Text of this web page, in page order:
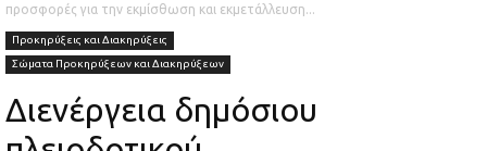
προσφορές για την εκμίσθωση και εκμετάλλευση...
Προκηρύξεις και Διακηρύξεις
Σώματα Προκηρύξεων και Διακηρύξεων
Διενέργεια δημόσιου